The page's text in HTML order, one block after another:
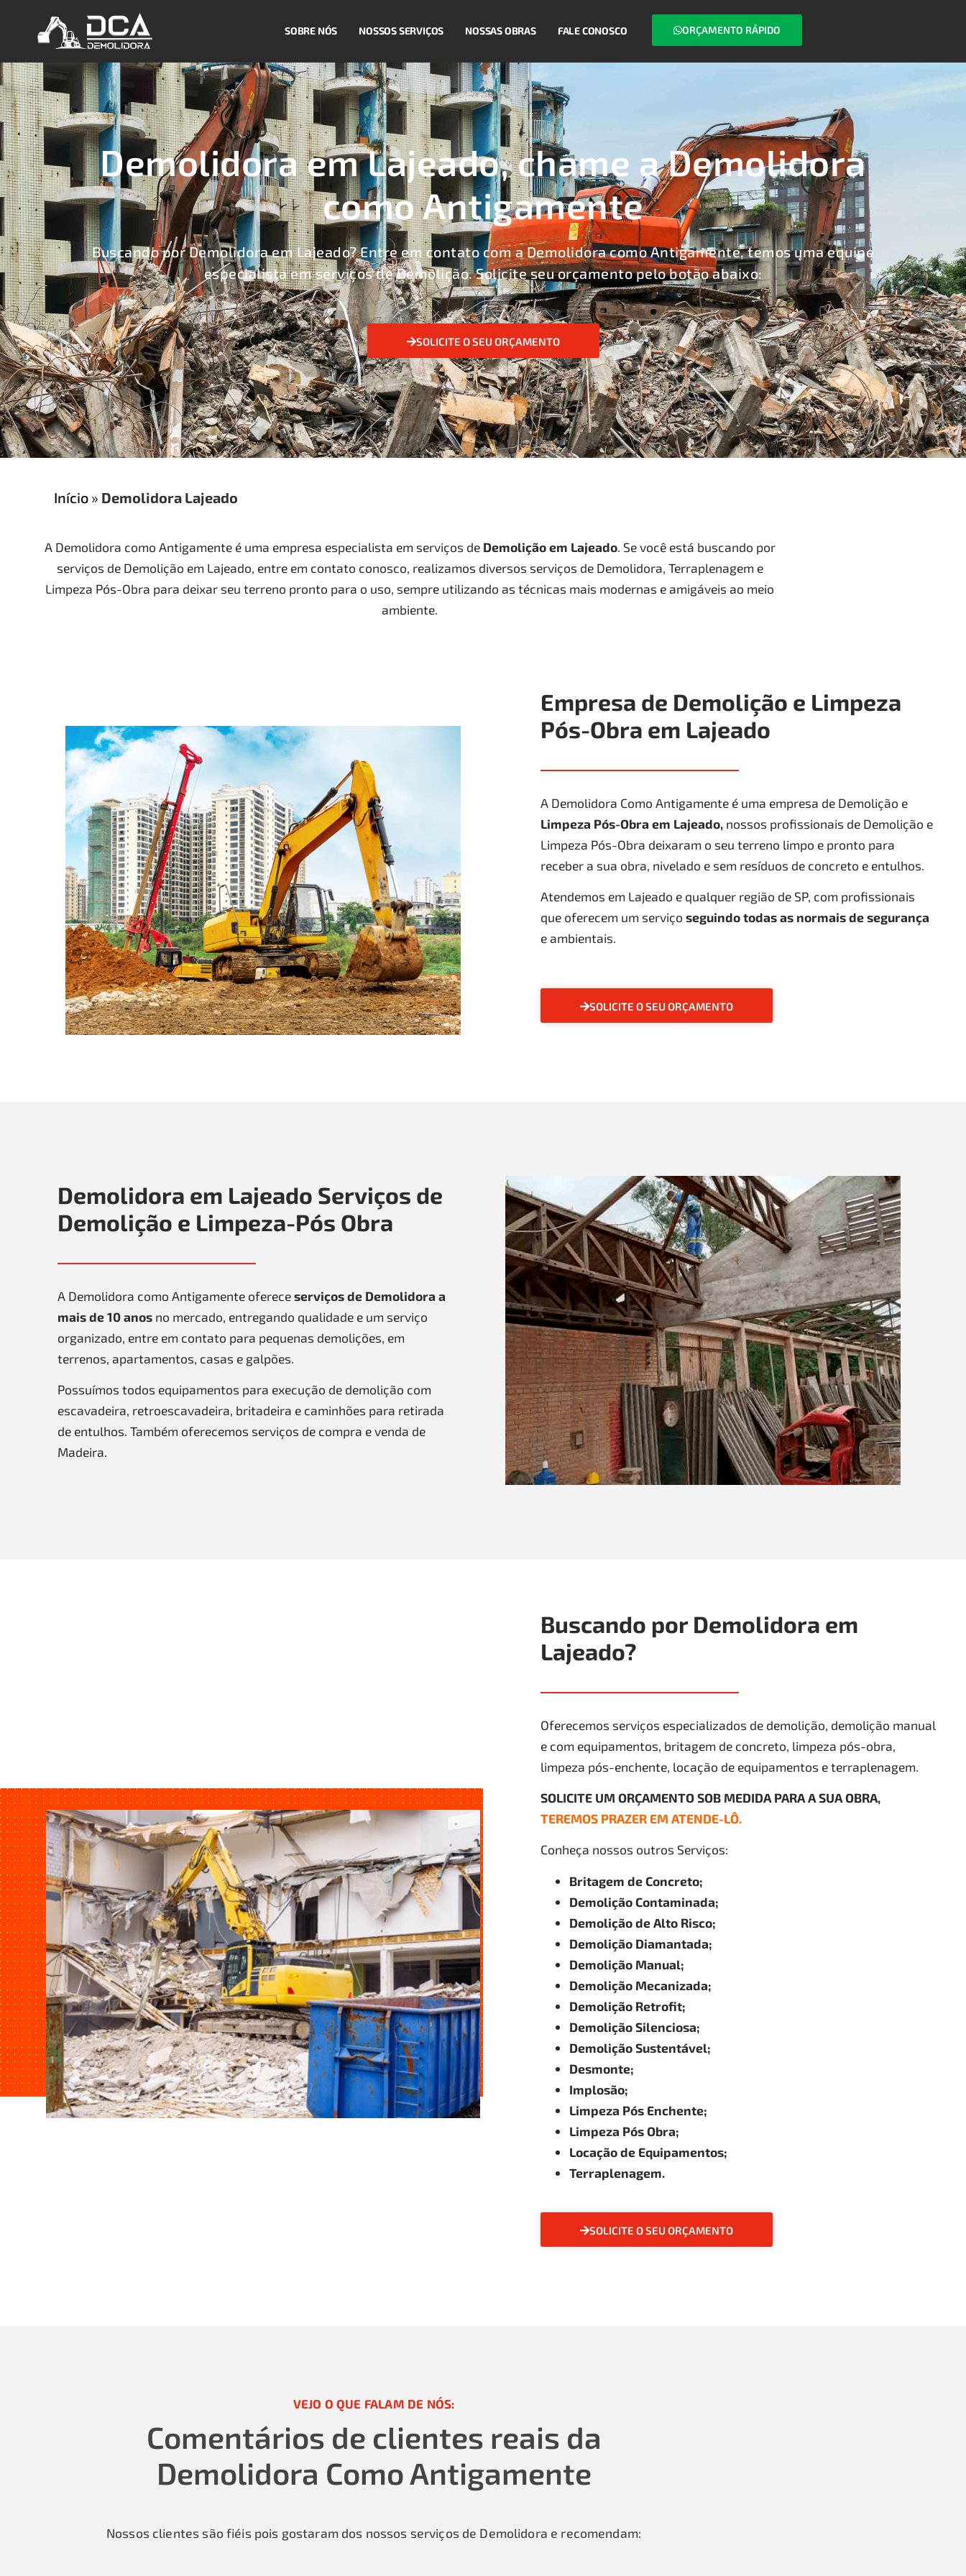
SOBRE NÓS NOSSOS SERVIÇOS NOSSAS OBRAS FALE CONOSCO ORÇAMENTO RÁPIDO
Demolidora em Lajeado, chame a Demolidora
como Antigamente
Buscando por Demolidora em Lajeado? Entre em contato com a Demolidora como Antigamente, temos uma equipe
especialista em serviços de Demolição. Solicite seu orçamento pelo botão abaixo:
SOLICITE O SEU ORÇAMENTO
Início » Demolidora Lajeado
A Demolidora como Antigamente é uma empresa especialista em serviços de Demoliçãoem Lajeado. Se você está buscando por
serviços de Demolição em Lajeado, entre em contato conosco, realizamos diversos serviços de Demolidora, Terraplenagem e
Limpeza Pós-Obra para deixar seu terreno pronto para o uso, sempre utilizando as técnicas mais modernas e amigáveis ao meio
ambiente.
Empresa de Demolição e Limpeza
Pós-Obra em Lajeado
A Demolidora Como Antigamente é uma empresa de Demolição e
Limpeza Pós-Obra em Lajeado, nossos profissionais de Demolição e
Limpeza Pós-Obra deixaram o seu terreno limpo e pronto para
receber a sua obra, nivelado e sem resíduos de concreto e entulhos.
Atendemos em Lajeado e qualquer região de SP, com profissionais
que oferecem um serviço seguindo todas as normais de segurança
e ambientais.
SOLICITE O SEU ORÇAMENTO
Demolidora em Lajeado Serviços de
Demolição e Limpeza-Pós Obra
A Demolidora como Antigamente ofereceserviços de Demolidora a
mais de 10 anos no mercado, entregando qualidade e um serviço
organizado, entre em contato para pequenas demolições, em
terrenos, apartamentos, casas e galpões.
Possuímos todos equipamentos para execução de demolição com
escavadeira, retroescavadeira, britadeira e caminhões para retirada
de entulhos. Também oferecemos serviços de compra e venda de
Madeira.
Buscando por Demolidora em
Lajeado?
Oferecemos serviços especializados de demolição, demolição manual
e com equipamentos, britagem de concreto, limpeza pós-obra,
limpeza pós-enchente, locação de equipamentos e terraplenagem.
SOLICITE UM ORÇAMENTO SOB MEDIDA PARA A SUA OBRA,
TEREMOS PRAZER EM ATENDE-LÔ.
Conheça nossos outros Serviços:
Britagem de Concreto;
Demolição Contaminada;
Demolição de Alto Risco;
Demolição Diamantada;
Demolição Manual;
Demolição Mecanizada;
Demolição Retrofit;
Demolição Silenciosa;
Demolição Sustentável;
Desmonte;
Implosão;
Limpeza Pós Enchente;
Limpeza Pós Obra;
Locação de Equipamentos;
Terraplenagem.
SOLICITE O SEU ORÇAMENTO
VEJO O QUE FALAM DE NÓS:
Comentários de clientes reais da
Demolidora Como Antigamente
Nossos clientes são fiéis pois gostaram dos nossos serviços de Demolidora e recomendam: